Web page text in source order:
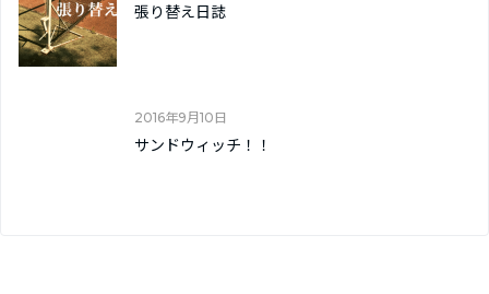
張り替え日誌
2016年9月10日
サンドウィッチ！！